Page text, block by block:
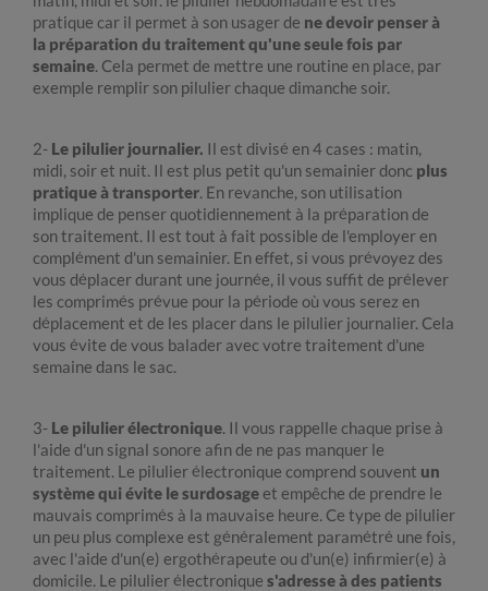
pratique car il permet à son usager de ne devoir penser à
la préparation du traitement qu'une seule fois par
semaine. Cela permet de mettre une routine en place, par
exemple remplir son pilulier chaque dimanche soir.
2- Le pilulier journalier. Il est divisé en 4 cases : matin,
midi, soir et nuit. Il est plus petit qu'un semainier donc plus
pratique à transporter. En revanche, son utilisation
implique de penser quotidiennement à la préparation de
son traitement. Il est tout à fait possible de l'employer en
complément d'un semainier. En effet, si vous prévoyez des
vous déplacer durant une journée, il vous suffit de prélever
les comprimés prévue pour la période où vous serez en
déplacement et de les placer dans le pilulier journalier. Cela
vous évite de vous balader avec votre traitement d'une
semaine dans le sac.
3- Le pilulier électronique. Il vous rappelle chaque prise à
l'aide d'un signal sonore afin de ne pas manquer le
traitement. Le pilulier électronique comprend souvent un
système qui évite le surdosageet empêche de prendre le
mauvais comprimés à la mauvaise heure. Ce type de pilulier
un peu plus complexe est généralement paramétré une fois,
avec l'aide d'un(e) ergothérapeute ou d'un(e) infirmier(e) à
domicile. Le pilulier électronique s'adresse à des patients